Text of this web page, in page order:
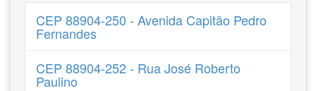
CEP 88904-250 - Avenida Capitão Pedro
Fernandes
CEP 88904-252 - Rua José Roberto
Paulino